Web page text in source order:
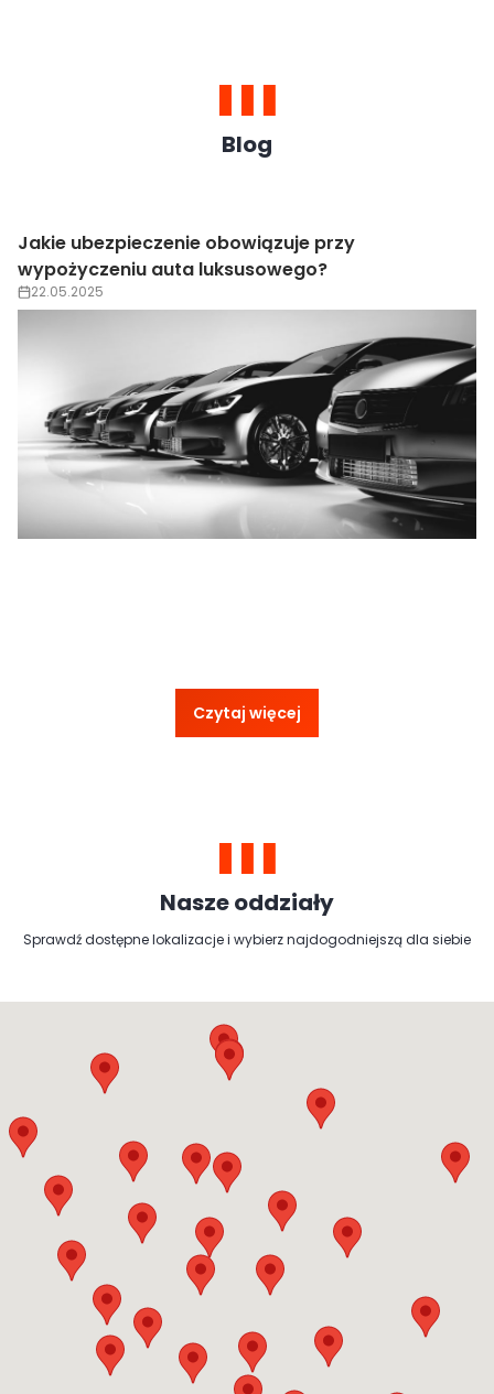
Blog
Wypożyczenie auta luksusowego na wesele –
trendy 2025
22.05.2025
Czytaj więcej
Nasze oddziały
Sprawdź dostępne lokalizacje i wybierz najdogodniejszą dla siebie